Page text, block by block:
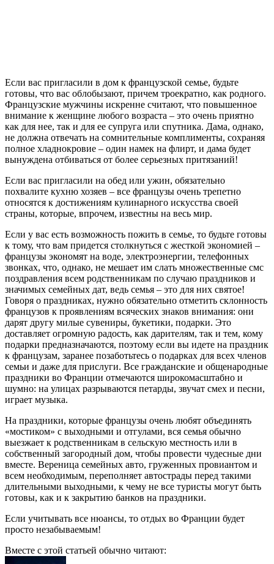
Если вас пригласили в дом к французской семье, будьте
готовы, что вас облобызают, причем троекратно, как родного.
Французские мужчины искренне считают, что повышенное
внимание к женщине любого возраста – это очень приятно
как для нее, так и для ее супруга или спутника. Дама, однако,
не должна отвечать на сомнительные комплименты, сохраняя
полное хладнокровие – один намек на флирт, и дама будет
вынуждена отбиваться от более серьезных притязаний!
Если вас пригласили на обед или ужин, обязательно
похвалите кухню хозяев – все французы очень трепетно
относятся к достижениям кулинарного искусства своей
страны, которые, впрочем, известны на весь мир.
Если у вас есть возможность пожить в семье, то будьте готовы
к тому, что вам придется столкнуться с жесткой экономией –
французы экономят на воде, электроэнергии, телефонных
звонках, что, однако, не мешает им слать множественные смс
поздравления всем родственникам по случаю праздников и
значимых семейных дат, ведь семья – это для них святое!
Говоря о праздниках, нужно обязательно отметить склонность
французов к проявлениям всяческих знаков внимания: они
дарят другу милые сувениры, букетики, подарки. Это
доставляет огромную радость, как дарителям, так и тем, кому
подарки предназначаются, поэтому если вы идете на праздник
к французам, заранее позаботьтесь о подарках для всех членов
семьи и даже для прислуги. Все гражданские и общенародные
праздники во Франции отмечаются широкомасштабно и
шумно: на улицах разрываются петарды, звучат смех и песни,
играет музыка.
На праздники, которые французы очень любят объединять
«мостиком» с выходными и отгулами, вся семья обычно
выезжает к родственникам в сельскую местность или в
собственный загородный дом, чтобы провести чудесные дни
вместе. Вереница семейных авто, груженных провиантом и
всем необходимым, переполняет автострады перед такими
длительными выходными, к чему не все туристы могут быть
готовы, как и к закрытию банков на праздники.
Если учитывать все нюансы, то отдых во Франции будет
просто незабываемым!
Вместе с этой статьей обычно читают: